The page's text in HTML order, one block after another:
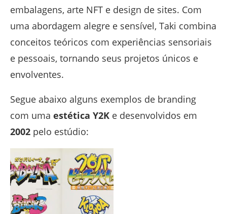
embalagens, arte NFT e design de sites. Com
uma abordagem alegre e sensível, Taki combina
conceitos teóricos com experiências sensoriais
e pessoais, tornando seus projetos únicos e
envolventes.
Segue abaixo alguns exemplos de branding
com uma estética Y2K e desenvolvidos em
2002 pelo estúdio: